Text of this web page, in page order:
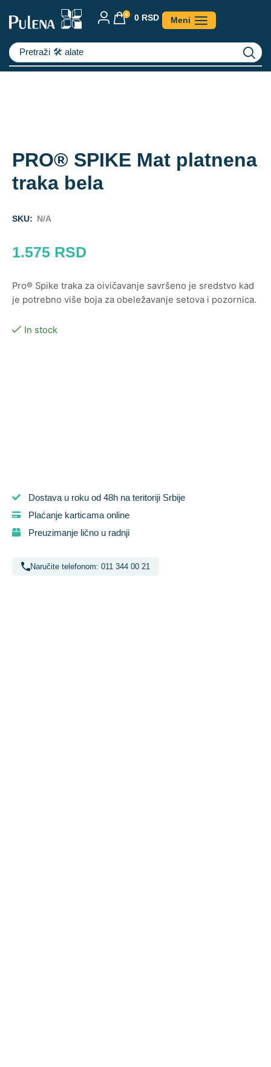
0 0 RSD Meni
Pretraži 🛠️ alate
PRO® SPIKE Mat platnena
traka bela
SKU: N/A
1.575 RSD
Pro® Spike traka za oivičavanje savršeno je sredstvo kad
je potrebno više boja za obeležavanje setova i pozornica.
In stock
Dostava u roku od 48h na teritoriji Srbije
Plaćanje karticama online
Preuzimanje lično u radnji
Naručite telefonom: 011 344 00 21